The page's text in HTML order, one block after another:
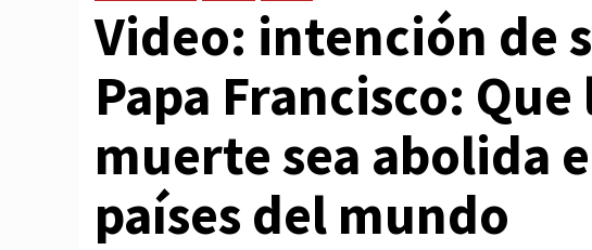
Video: intención de
Papa Francisco:
muerte sea abolida
países del mundo